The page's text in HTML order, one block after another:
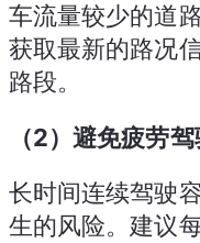
车流量较少的道
获取最新的路况
路段。
（2）避免疲劳
长时间连续驾驶
生的风险。建议